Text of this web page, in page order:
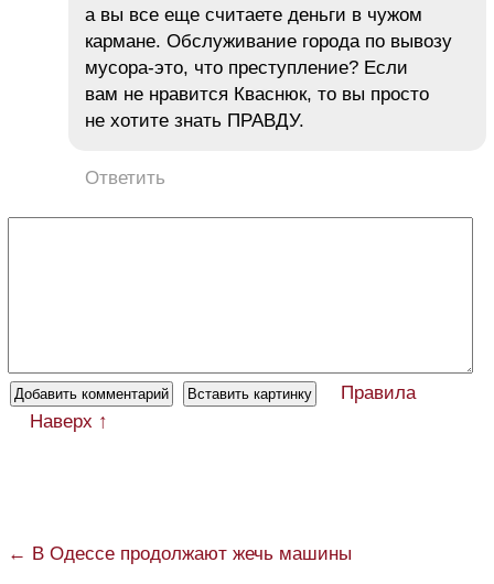
а вы все еще считаете деньги в чужом
кармане. Обслуживание города по вывозу
мусора-это, что преступление? Если
вам не нравится Кваснюк, то вы просто
не хотите знать ПРАВДУ.
Ответить
Правила
Наверх ↑
← В Одессе продолжают жечь машины